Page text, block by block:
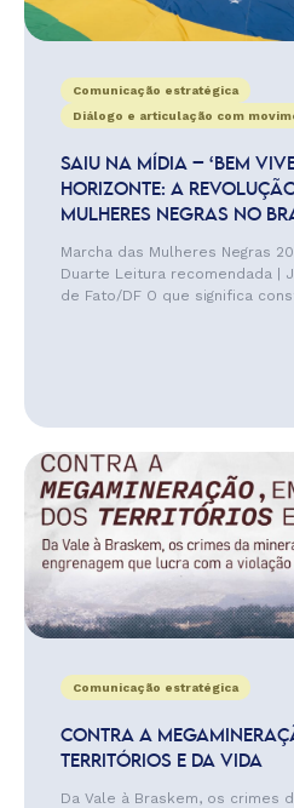
Comunicação estratégica
Diálogo e articulação com
SAIU NA MÍDIA – ‘BEM
HORIZONTE: A
MULHERES NEGRAS NO
Marcha das Mulheres Negras
Duarte Leitura recomendada |
de Fato/DF O que significa
Comunicação estratégica
CONTRA A
TERRITÓRIOS E DA VIDA
Da Vale à Braskem, os crimes